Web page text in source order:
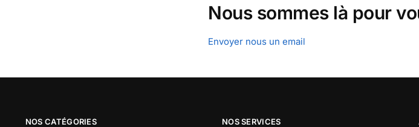
Nous sommes là pour
Envoyer nous un email
NOS CATÉGORIES NOS SERVICES